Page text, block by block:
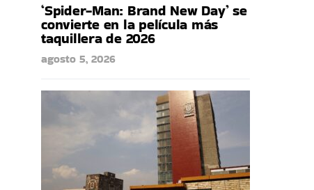
‘Spider-Man: Brand New Day’ se
convierte en la película más
taquillera de 2026
agosto 5, 2026